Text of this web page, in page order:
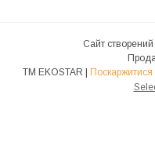
Сайт
ТМ EKOSTAR | Поскаржитися